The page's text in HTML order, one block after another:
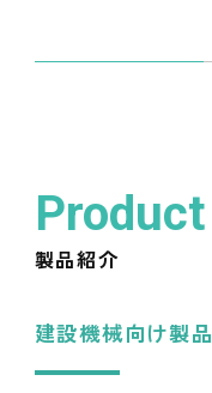
Product
製品紹介
建設機械向け製品